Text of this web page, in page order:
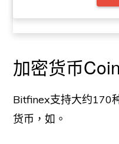
加密货币
Bitfinex支持大约170
货币，如。